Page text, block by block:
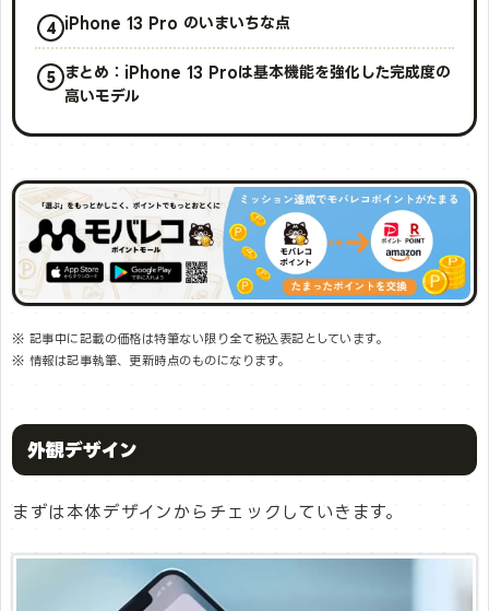
iPhone 13 Pro のいまいちな点
まとめ：iPhone 13 Proは基本機能を強化した完成度の
高いモデル
※ 記事中に記載の価格は特筆ない限り全て税込表記としています。
※ 情報は記事執筆、更新時点のものになります。
外観デザイン
まずは本体デザインからチェックしていきます。